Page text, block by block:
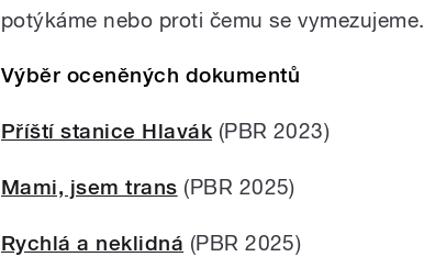
potýkáme nebo proti čemu se vymezujeme.
Výběr oceněných dokumentů
Příští stanice Hlavák (PBR 2023)
Mami, jsem trans (PBR 2025)
Rychlá a neklidná (PBR 2025)